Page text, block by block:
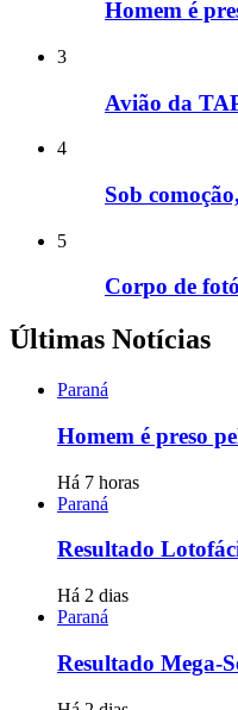
Homem é
3
Avião da
4
Sob
5
Corpo de
Últimas Notícias
Paraná
Homem é preso
Há 7 horas
Paraná
Resultado
Há 2 dias
Paraná
Resultado Mega-